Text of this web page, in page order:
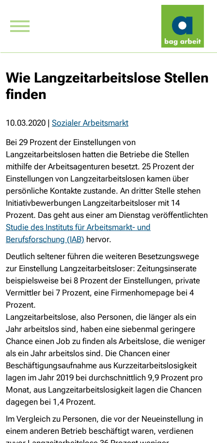
Wie Langzeitarbeitslose Stellen
finden
10.03.2020 | Sozialer Arbeitsmarkt
Bei 29 Prozent der Einstellungen von
Langzeitarbeitslosen hatten die Betriebe die Stellen
mithilfe der Arbeitsagenturen besetzt. 25 Prozent der
Einstellungen von Langzeitarbeitslosen kamen über
persönliche Kontakte zustande. An dritter Stelle stehen
Initiativbewerbungen Langzeitarbeitsloser mit 14
Prozent. Das geht aus einer am Dienstag veröffentlichten
Studie des Instituts für Arbeitsmarkt- und
Berufsforschung (IAB) hervor.
Deutlich seltener führen die weiteren Besetzungswege
zur Einstellung Langzeitarbeitsloser: Zeitungsinserate
beispielsweise bei 8 Prozent der Einstellungen, private
Vermittler bei 7 Prozent, eine Firmenhomepage bei 4
Prozent.
Langzeitarbeitslose, also Personen, die länger als ein
Jahr arbeitslos sind, haben eine siebenmal geringere
Chance einen Job zu finden als Arbeitslose, die weniger
als ein Jahr arbeitslos sind. Die Chancen einer
Beschäftigungsaufnahme aus Kurzzeitarbeitslosigkeit
lagen im Jahr 2019 bei durchschnittlich 9,9 Prozent pro
Monat, aus Langzeitarbeitslosigkeit lagen die Chancen
dagegen bei 1,4 Prozent.
Im Vergleich zu Personen, die vor der Neueinstellung in
einem anderen Betrieb beschäftigt waren, verdienen